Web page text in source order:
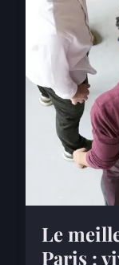
Le
Paris :